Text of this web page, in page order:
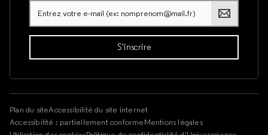
Plan du siteAccessibilité du site internet
Accessibilité : partiellement conformeMentions légales